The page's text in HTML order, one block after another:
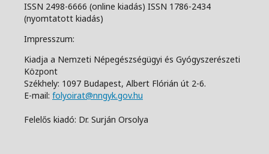
ISSN 2498-6666 (online kiadás) ISSN 1786-2434
(nyomtatott kiadás)
Impresszum:
Kiadja a Nemzeti Népegészségügyi és Gyógyszerészeti
Központ
Székhely: 1097 Budapest, Albert Flórián út 2-6.
E-mail: folyoirat@nngyk.gov.hu
Felelős kiadó: Dr. Surján Orsolya